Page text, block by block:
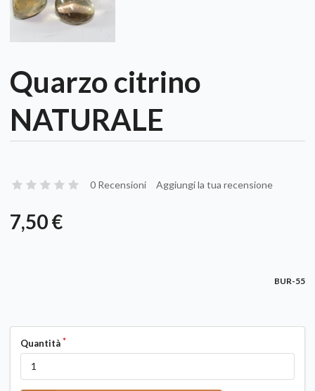
Quarzo citrino
NATURALE
0 Recensioni Aggiungi la tua recensione
7,50 €
BUR-55
Quantità